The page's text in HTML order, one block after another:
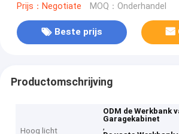
Prijs：Negotiate MOQ：Onderhandel
Beste prijs
Productomschrijving
Hoog licht
ODM de Werkbank
Garagekabinet
,